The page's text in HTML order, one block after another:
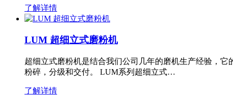
了解详情
LUM 超细立式磨粉机
超细立式磨粉机是结合我们公司几年的磨机生产经验，
粉碎，分级和交付。 LUM系列超细立式…
了解详情